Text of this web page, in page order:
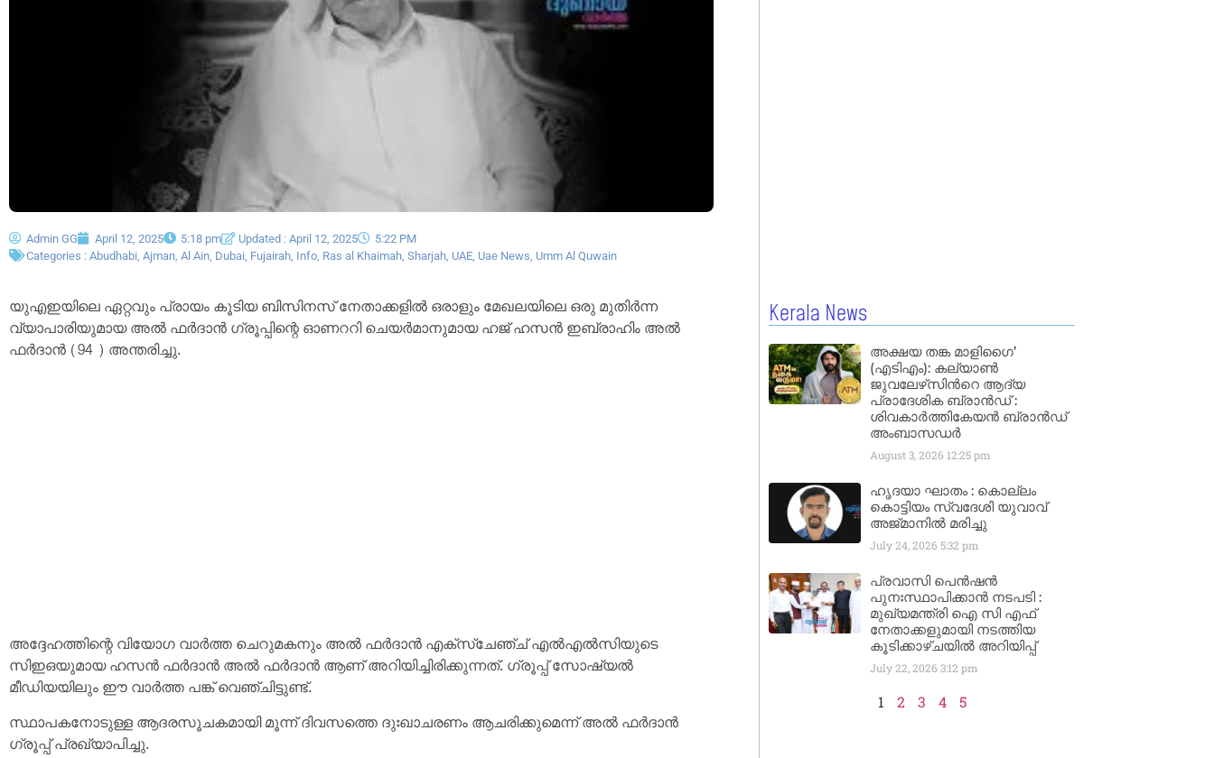
Admin GG April 12, 2025 5:18 pm Updated : April 12, 2025
5:22 PM
Categories : Abudhabi Ajman Al Ain Dubai Fujairah Info Ras al Khaimah Sharjah UAE Uae News Umm Al Quwain
യുഎഇയിലെ ഏറ്റവും പ്രായം കൂടിയ ബിസിനസ് നേതാക്കളിൽ ഒരാളും മേഖലയിലെ ഒരു മുതിർന്ന
വ്യാപാരിയുമായ അൽ ഫർദാൻ ഗ്രൂപ്പിന്റെ ഓണററി ചെയർമാനുമായ ഹജ് ഹസൻ ഇബ്രാഹിം അൽ
ഫർദാൻ (94 ) അന്തരിച്ചു.
അദ്ദേഹത്തിന്റെ വിയോഗ വാർത്ത ചെറുമകനും അൽ ഫർദാൻ എക്സ്ചേഞ്ച് എൽഎൽസിയുടെ
സിഇഒയുമായ ഹസൻ ഫർദാൻ അൽ ഫർദാൻ ആണ് അറിയിച്ചിരിക്കുന്നത്. ഗ്രൂപ്പ് സോഷ്യൽ
മീഡിയയിലും ഈ വാർത്ത പങ്ക് വെഞ്ചിട്ടുണ്ട്.
സ്ഥാപകനോടുള്ള ആദരസൂചകമായി മൂന്ന് ദിവസത്തെ ദുഃഖാചരണം ആചരിക്കുമെന്ന് അൽ ഫർദാൻ
ഗ്രൂപ്പ് പ്രഖ്യാപിച്ചു.
Kerala News
അക്ഷയ തങ്ക മാളിഗൈ’
(എടിഎം): കല്യാണ്‍
ജുവലേഴ്‌സിന്‍റെ ആദ്യ
പ്രാദേശിക ബ്രാന്‍ഡ് :
ശിവകാര്‍ത്തികേയന്‍ ബ്രാന്‍ഡ്
അംബാസഡര്‍
August 3, 2026 12:25 pm
ഹൃദയാ ഘാതം : കൊല്ലം
കൊട്ടിയം സ്വദേശി യുവാവ്
അജ്മാനിൽ മരിച്ചു
July 24, 2026 5:32 pm
പ്രവാസി പെൻഷൻ
പുനഃസ്ഥാപിക്കാൻ നടപടി :
മുഖ്യമന്ത്രി ഐ സി എഫ്
നേതാക്കളുമായി നടത്തിയ
കൂടിക്കാഴ്ചയിൽ അറിയിപ്പ്
July 22, 2026 3:12 pm
1 2 3 4 5